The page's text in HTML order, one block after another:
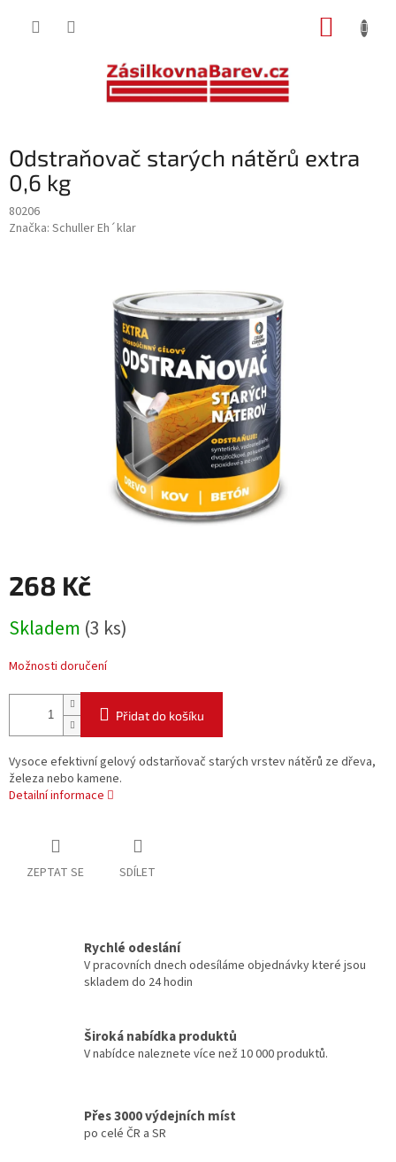
Odstraňovač starých nátěrů extra
0,6 kg
80206
Značka: Schuller Eh´klar
268 Kč
cena:
Skladem (3 ks)
Možnosti doručení
Přidat do košíku
Vysoce efektivní gelový odstarňovač starých vrstev nátěrů ze dřeva,
železa nebo kamene.
Detailní informace
ZEPTAT SE SDÍLET
Rychlé odeslání
V pracovních dnech odesíláme objednávky které jsou
skladem do 24 hodin
Široká nabídka produktů
V nabídce naleznete více než 10 000 produktů.
Přes 3000 výdejních míst
po celé ČR a SR